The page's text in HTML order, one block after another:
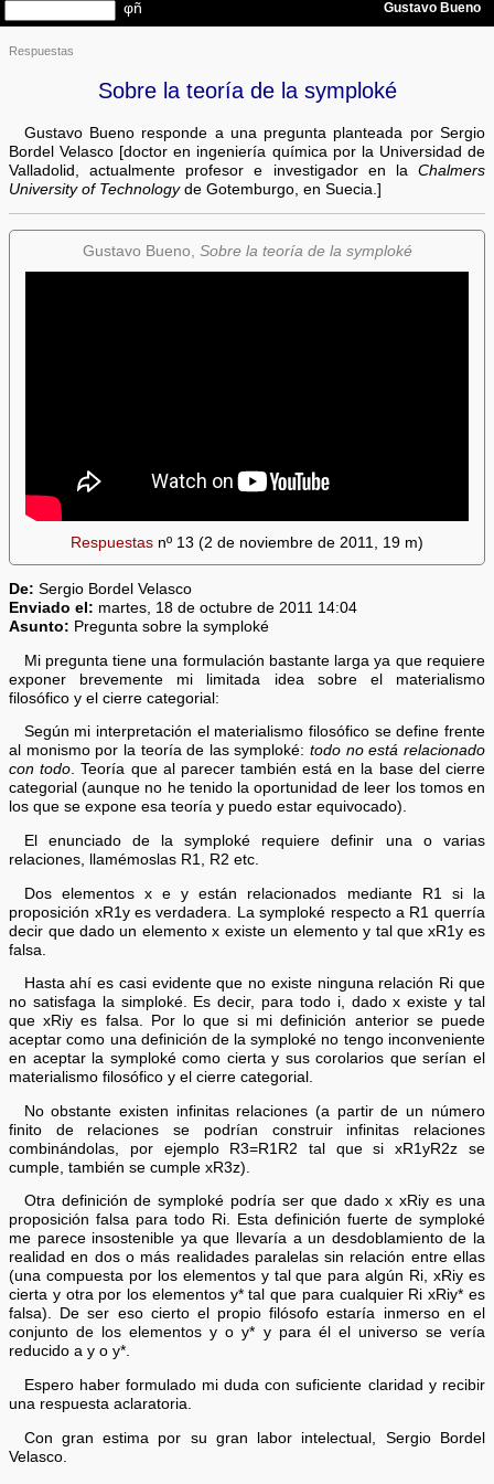
Respuestas
Sobre la teoría de la symploké
Gustavo Bueno responde a una pregunta planteada por Sergio
Bordel Velasco [doctor en ingeniería química por la Universidad de
Valladolid, actualmente profesor e investigador en la Chalmers
University of Technologyde Gotemburgo, en Suecia.]
Gustavo Bueno, Sobre la teoría de la symploké
Respuestas nº 13 (2 de noviembre de 2011, 19 m)
De: Sergio Bordel Velasco
Enviado el: martes, 18 de octubre de 2011 14:04
Asunto: Pregunta sobre la symploké
Mi pregunta tiene una formulación bastante larga ya que requiere
exponer brevemente mi limitada idea sobre el materialismo
filosófico y el cierre categorial:
Según mi interpretación el materialismo filosófico se define frente
al monismo por la teoría de las symploké:todo no está relacionado
con todo. Teoría que al parecer también está en la base del cierre
categorial (aunque no he tenido la oportunidad de leer los tomos en
los que se expone esa teoría y puedo estar equivocado).
El enunciado de la symploké requiere definir una o varias
relaciones, llamémoslas R1, R2 etc.
Dos elementos x e y están relacionados mediante R1 si la
proposición xR1y es verdadera. La symploké respecto a R1 querría
decir que dado un elemento x existe un elemento y tal que xR1y es
falsa.
Hasta ahí es casi evidente que no existe ninguna relación Ri que
no satisfaga la simploké. Es decir, para todo i, dado x existe y tal
que xRiy es falsa. Por lo que si mi definición anterior se puede
aceptar como una definición de la symploké no tengo inconveniente
en aceptar la symploké como cierta y sus corolarios que serían el
materialismo filosófico y el cierre categorial.
No obstante existen infinitas relaciones (a partir de un número
finito de relaciones se podrían construir infinitas relaciones
combinándolas, por ejemplo R3=R1R2 tal que si xR1yR2z se
cumple, también se cumple xR3z).
Otra definición de symploké podría ser que dado x xRiy es una
proposición falsa para todo Ri. Esta definición fuerte de symploké
me parece insostenible ya que llevaría a un desdoblamiento de la
realidad en dos o más realidades paralelas sin relación entre ellas
(una compuesta por los elementos y tal que para algún Ri, xRiy es
cierta y otra por los elementos y* tal que para cualquier Ri xRiy* es
falsa). De ser eso cierto el propio filósofo estaría inmerso en el
conjunto de los elementos y o y* y para él el universo se vería
reducido a y o y*.
Espero haber formulado mi duda con suficiente claridad y recibir
una respuesta aclaratoria.
Con gran estima por su gran labor intelectual, Sergio Bordel
Velasco.